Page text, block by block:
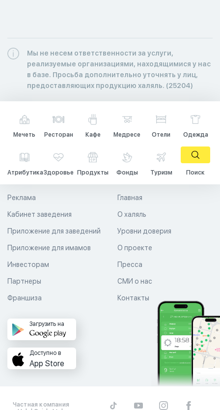
Мы не несем ответственности за услуги,
реализуемые организациями, находящимися у нас
в базе. Просьба дополнительно уточнять у лиц,
предоставляющих продукцию халяль. (25204)
Мечеть Ресторан Кафе Медресе Отели Одежда
АтрибутикаЗдоровье Продукты Фонды Туризм Поиск
Главная
О халяль
Уровни доверия
Реклама
Кабинет заведения
Приложение для заведений
Приложение для имамов О проекте
Пресса
СМИ о нас
Контакты
Инвесторам
Партнеры
Франшиза
Загрузить на
Доступно в
App Store
Частная компания